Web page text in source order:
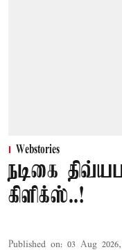
Webstories
நடிகை
கிளிக்ஸ்..!
Published on: 03 Aug